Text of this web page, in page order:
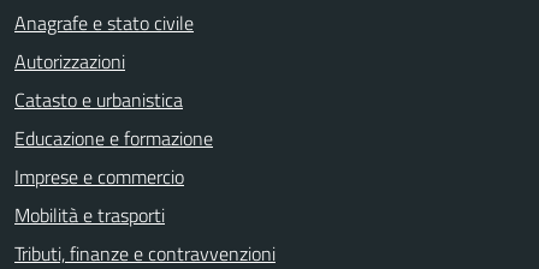
Anagrafe e stato civile
Autorizzazioni
Catasto e urbanistica
Educazione e formazione
Imprese e commercio
Mobilità e trasporti
Tributi, finanze e contravvenzioni